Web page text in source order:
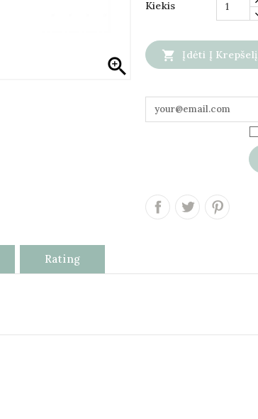

Kiekis
 Įdėti Į Krepšelį
Rating